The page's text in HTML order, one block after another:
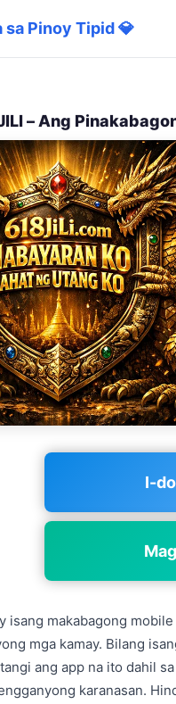
Pinoy Tipid 💎
– Ang
I-
isang makabagong
mga kamay. Bilang
ang app na ito dahil
karanasan.